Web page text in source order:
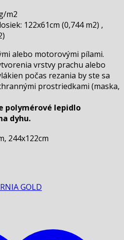
m2
122x61cm (0,744 m2) ,
alebo motorovými pílami.
vrstvy prachu alebo
počas rezania by ste sa
prostriedkami (maska,
polymérové ​​lepidlo
dyhu.
244x122cm